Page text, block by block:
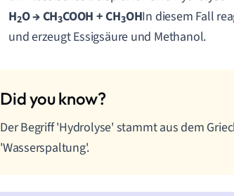
H2O → CH3COOH + CH3OHIn diesem Fall
und erzeugt Essigsäure und Methanol.
Der Begriff 'Hydrolyse' stammt aus dem
'Wasserspaltung'.